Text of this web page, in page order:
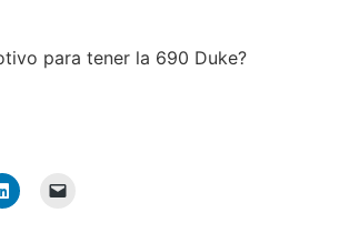
para tener la 690 Duke?